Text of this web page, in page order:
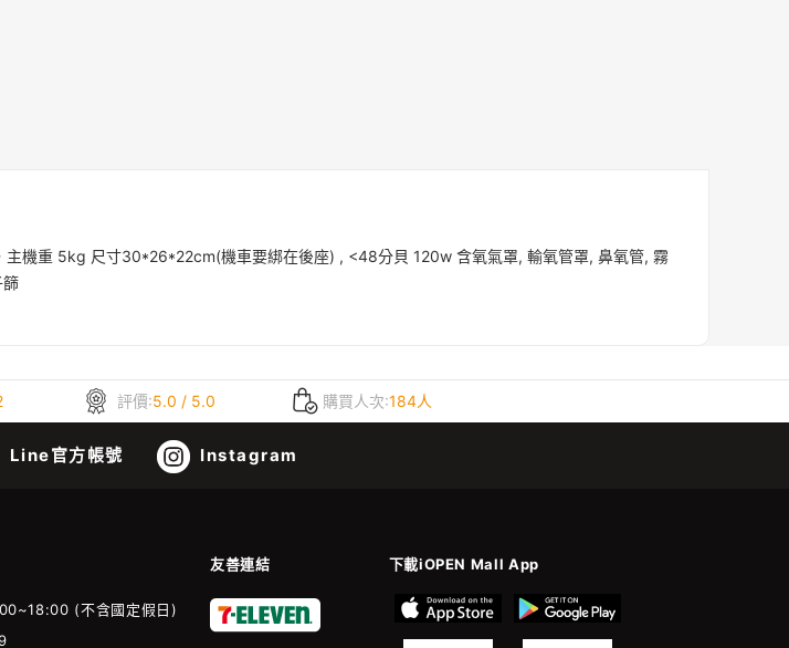
機重 5kg 尺寸30*26*22cm(機車要綁在後座) , <48分貝 120w 含氧氣罩, 輸氧管罩, 鼻氧管, 霧
篩
評價:5.0 / 5.0 購買人次:184人
Line官方帳號 Instagram
友善連結 下載iOPEN Mall App
(不含國定假日)